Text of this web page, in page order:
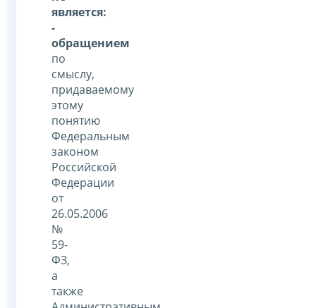
является:
-
обращением
по
смыслу,
придаваемому
этому
понятию
Федеральным
законом
Российской
Федерации
от
26.05.2006
№
59-
ФЗ,
а
также